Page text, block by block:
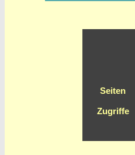
Seiten
Zugriffe